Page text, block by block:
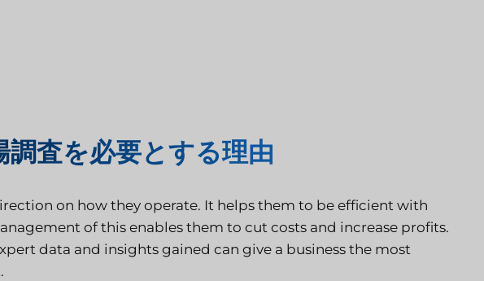
査を必要とする理由
on how they operate. It helps them to be efficient with
of this enables them to cut costs and increase profits.
data and insights gained can give a business the most